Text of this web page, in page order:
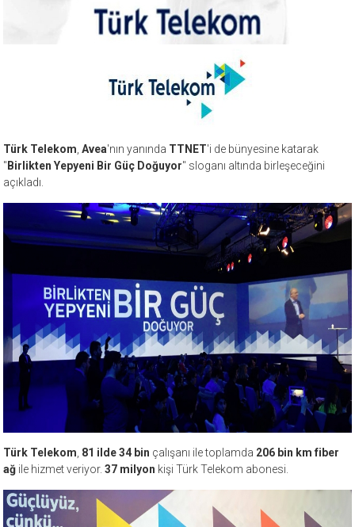
Türk Telekom ,Avea'nın yanında TTNET'i de bünyesine katarak
" Birlikten Yepyeni Bir Güç Doğuyor" sloganı altında birleşeceğini
açıkladı.
Türk Telekom 81 ilde 34 bin çalışanı ile toplamda 206 bin km fiber
ağ ile hizmet veriyor.37 milyon kişi Türk Telekom abonesi.